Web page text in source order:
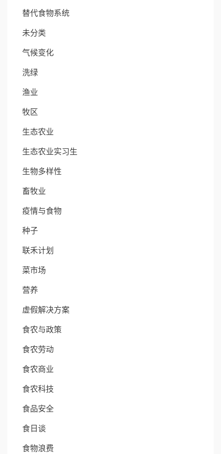
替代食物系统
未分类
气候变化
洗绿
渔业
牧区
生态农业
生态农业实习生
生物多样性
畜牧业
疫情与食物
种子
联禾计划
菜市场
营养
虚假解决方案
食农与政策
食农劳动
食农商业
食农科技
食品安全
食日谈
食物浪费